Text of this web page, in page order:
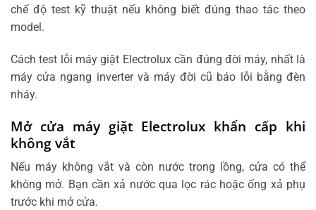
chế độ test kỹ thuật nếu không biết đúng thao tác theo
model.
Cách test lỗi máy giặt Electrolux cần đúng đời máy, nhất là
máy cửa ngang inverter và máy đời cũ báo lỗi bằng đèn
nháy.
Mở cửa máy giặt Electrolux khẩn cấp khi
không vắt
Nếu máy không vắt và còn nước trong lồng, cửa có thể
không mở. Bạn cần xả nước qua lọc rác hoặc ống xả phụ
trước khi mở cửa.